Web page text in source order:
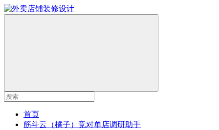
首页
筋斗云（橘子）竞对单店调研助手